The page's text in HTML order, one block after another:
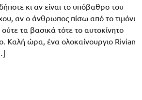
κι αν είναι το υπόβαθρο του
αν ο άνθρωπος πίσω από το τιμόνι
τα βασικά τότε το αυτοκίνητο
Καλή ώρα, ένα ολοκαίνουργιο Rivian